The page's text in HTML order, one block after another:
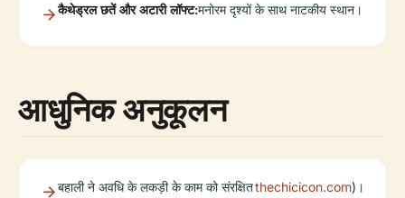
कैथेड्रल छतें और अटारी लॉफ्ट:मनोरम दृश्यों के साथ नाटकीय स्थान।
आधुनिक अनुकूलन
बहाली ने अवधि के लकड़ी के काम को संरक्षितthechicicon.com)।